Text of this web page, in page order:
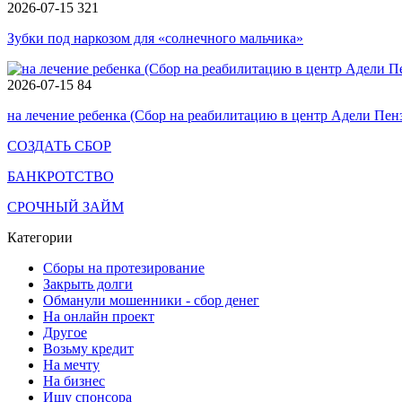
2026-07-15 321
Зубки под наркозом для «солнечного мальчика»
2026-07-15 84
на лечение ребенка (Сбор на реабилитацию в центр Адели
СОЗДАТЬ СБОР
БАНКРОТСТВО
СРОЧНЫЙ ЗАЙМ
Категории
Сборы на протезирование
Закрыть долги
Обманули мошенники - сбор денег
На онлайн проект
Другое
Возьму кредит
На мечту
На бизнес
Ищу спонсора